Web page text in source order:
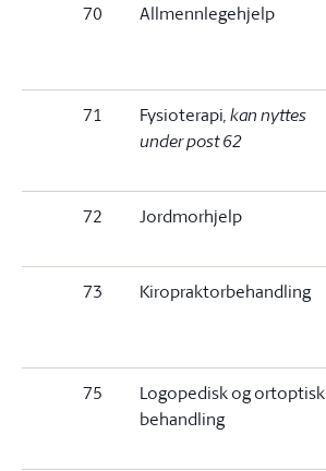
70 Allmennlegehjelp
71 Fysioterapi, kan nyttes
under post 62
72 Jordmorhjelp
73 Kiropraktorbehandling
75
Logopedisk og ortoptisk
behandling